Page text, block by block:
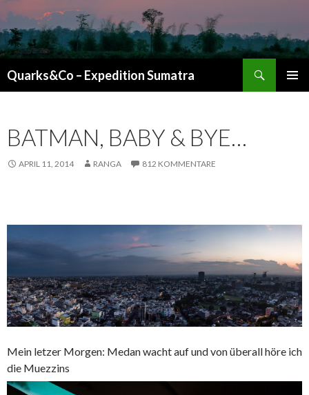
Quarks&Co – Expedition Sumatra
BATMAN, BABY & BYE…
APRIL 11, 2014 RANGA 812 KOMMENTARE
Mein letzer Morgen: Medan wacht auf und von überall höre ich
die Muezzins